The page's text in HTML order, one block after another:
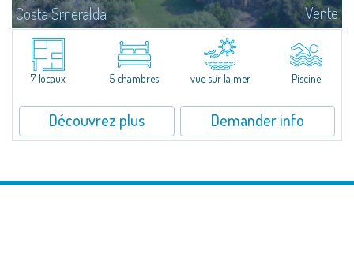
Costa Smeralda Vente
Superbe villa au style typique de la Gallura, caractérisant toutes les plus
belles demeures de la Costa Smeralda.Sur les vertes collines de San
Pantaleo, position exceptionnelle et discrète, Villa Aglentina jouit d'une...
7 locaux 5 chambres vue sur la mer Piscine
Découvrez plus Demander info